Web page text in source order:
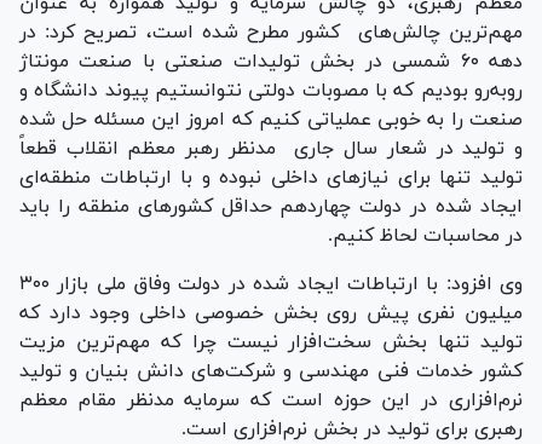
مهم‌ترین چالش‌های کشور مطرح شده است، تصریح کرد: در
دهه ۶۰ شمسی در بخش تولیدات صنعتی با صنعت مونتاژ
رو‌به‌رو بودیم که با مصوبات دولتی نتوانستیم پیوند دانشگاه و
صنعت را به خوبی عملیاتی کنیم که امروز این مسئله حل شده
و تولید در شعار سال جاری مدنظر رهبر معظم انقلاب قطعاً
تولید تنها برای نیاز‌های داخلی نبوده و با ارتباطات منطقه‌ای
ایجاد شده در دولت چهاردهم حداقل کشور‌های منطقه را باید
در محاسبات لحاظ کنیم.
وی افزود: با ارتباطات ایجاد شده در دولت وفاق ملی بازار ۳۰۰
میلیون نفری پیش روی بخش خصوصی داخلی وجود دارد که
تولید تنها بخش سخت‌افزار نیست چرا که مهم‌ترین مزیت
کشور خدمات فنی مهندسی و شرکت‌های دانش بنیان و تولید
نرم‌افزاری در این حوزه است که سرمایه مدنظر مقام معظم
رهبری برای تولید در بخش نرم‌افزاری است.